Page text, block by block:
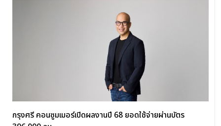
กรุงศรี คอนซูมเมอร์เปิดผลงานปี 68 ยอดใช้จ่ายผ่านบัตร